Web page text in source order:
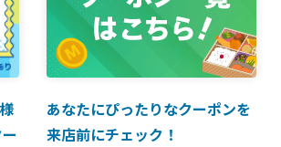
あなたにぴったりなクーポンを
来店前にチェック！